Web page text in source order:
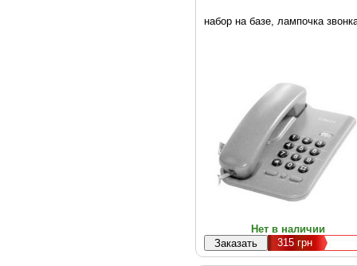
набор на базе, лампочка
Нет в наличии
315грн